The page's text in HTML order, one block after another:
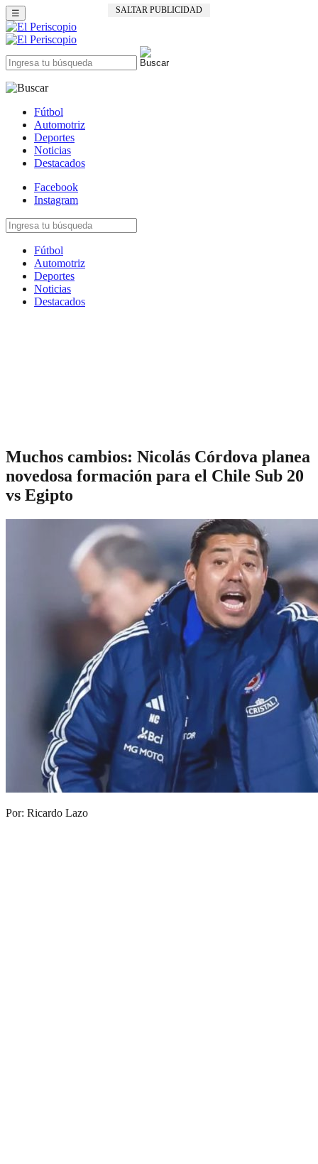
SALTAR PUBLICIDAD
☰
Fútbol
Automotriz
Deportes
Noticias
Destacados
Facebook
Instagram
Fútbol
Automotriz
Deportes
Noticias
Destacados
Muchos cambios: Nicolás Córdova planea
novedosa formación para el Chile Sub 20
vs Egipto
Por: Ricardo Lazo